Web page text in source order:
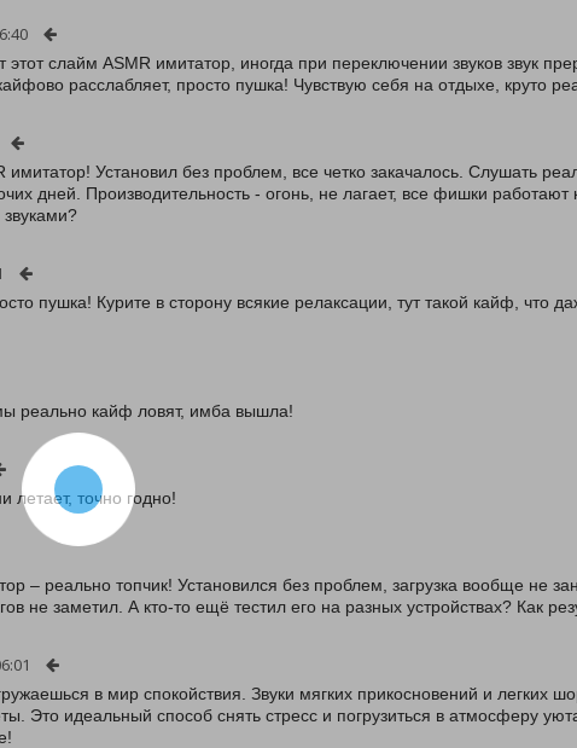
этот слайм ASMR имитатор, иногда при переключении звуков звук
расслабляет, просто пушка! Чувствую себя на отдыхе, круто
Установил без проблем, все четко закачалось. Слушать
дней. Производительность - огонь, не лагает, все фишки работают
пушка! Курите в сторону всякие релаксации, тут такой кайф, что
реально кайф ловят, имба вышла!
точно годно!
– реально топчик! Установился без проблем, загрузка вообще не
не заметил. А кто-то ещё тестил его на разных устройствах? Как
в мир спокойствия. Звуки мягких прикосновений и легких
Это идеальный способ снять стресс и погрузиться в атмосферу